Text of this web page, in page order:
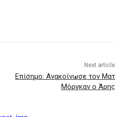
Next article
Επίσημο: Ανακοίνωσε τον Ματ
Μόργκαν ο Άρης